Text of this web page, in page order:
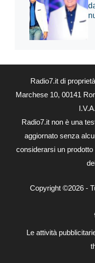
Radio7.it di
Marchese 10, 00141
Radio7.it non è una
aggiornato senza
considerarsi un
Copyright ©2026 -
Le attività